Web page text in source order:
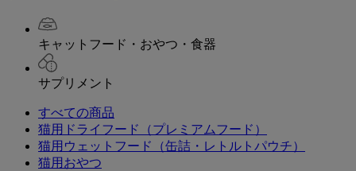
キャットフード・おやつ・食器
サプリメント
すべての商品
猫用ドライフード（プレミアムフード）
猫用ウェットフード（缶詰・レトルトパウチ）
猫用おやつ